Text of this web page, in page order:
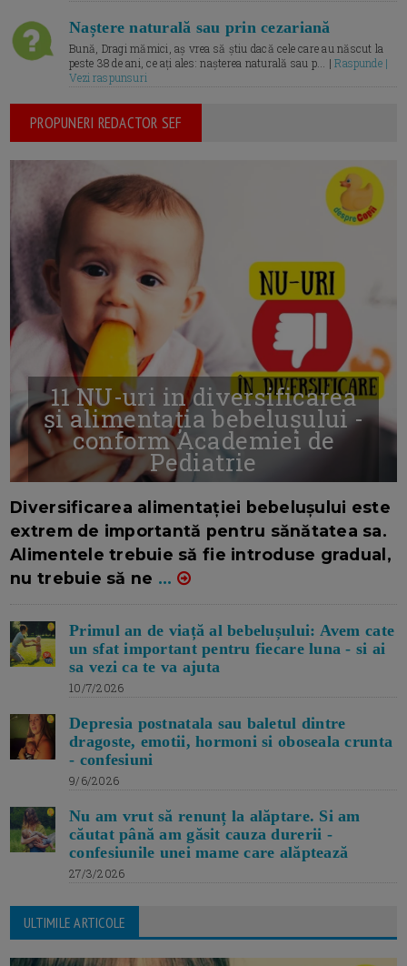
Naștere naturală sau prin cezariană
Bună, Dragi mămici, aș vrea să știu dacă cele care au născut la
peste 38 de ani, ce ați ales: nașterea naturală sau p... |Raspunde |
Vezi raspunsuri
PROPUNERI REDACTOR SEF
11 NU-uri in diversificarea
și alimentația bebelușului -
conform Academiei de
Pediatrie
Diversificarea alimentației bebelușului este
extrem de importantă pentru sănătatea sa.
Alimentele trebuie să fie introduse gradual,
nu trebuie să ne ...
Primul an de viață al bebelușului: Avem cate
un sfat important pentru fiecare luna - si ai
sa vezi ca te va ajuta
10/7/2026
Depresia postnatala sau baletul dintre
dragoste, emotii, hormoni si oboseala crunta
- confesiuni
9/6/2026
Nu am vrut să renunț la alăptare. Si am
căutat până am găsit cauza durerii -
confesiunile unei mame care alăptează
27/3/2026
ULTIMILE ARTICOLE